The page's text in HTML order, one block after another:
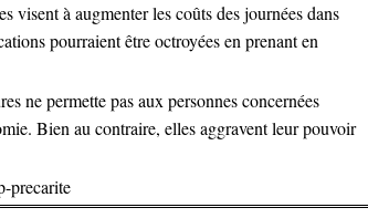
visent à augmenter les coûts des journées dans
pourraient être octroyées en prenant en
ne permette pas aux personnes concernées
Bien au contraire, elles aggravent leur pouvoir
precarite